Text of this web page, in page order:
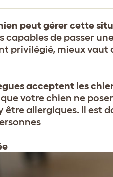
peut gérer cette
capables de passer
privilégié, mieux vaut
acceptent les
votre chien ne
être allergiques. Il est